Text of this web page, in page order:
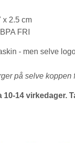
x 2.5 cm
FRI
- men selve
på selve
10-14 virkedager.